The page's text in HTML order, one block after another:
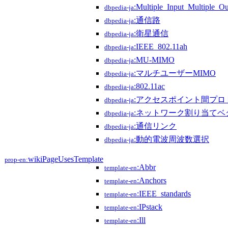
dbpedia-ja
dbpedia-ja:通信路
dbpedia-ja:衛星通信
dbpedia-ja:IEEE_802.11ah
dbpedia-ja:MU-MIMO
dbpedia-ja:マルチユーザーMIMO
dbpedia-ja:802.11ac
dbpedia-ja:アクセスポイント間プロ
dbpedia-ja:ネットワーク割り当てベ
dbpedia-ja:通信リンク
dbpedia-ja:動的電波周波数選択
prop-en:wikiPageUsesTemplate
template-en:Abbr
template-en:Anchors
template-en:IEEE_standards
template-en:IPstack
template-en:Ill